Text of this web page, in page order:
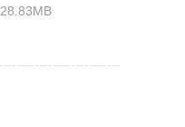
v1.0.0安卓版
28.83MB